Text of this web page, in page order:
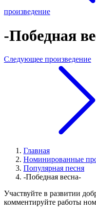
произведение
-Победная
Следующее произведение
Главная
Номинированные
Популярная песня
-Победная весна-
Участвуйте в развитии
комментируйте работы